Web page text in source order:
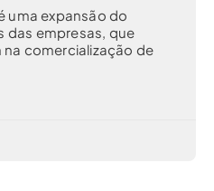
uma expansão do
das empresas, que
comercialização de